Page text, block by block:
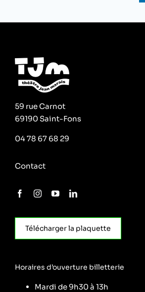
59 rue Carnot
69190 Saint-Fons
04 78 67 68 29
Contact
Télécharger la plaquette
Horaires d’ouverture billetterie
Mardi de 9h30 à 13h